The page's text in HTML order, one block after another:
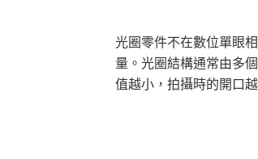
光圈零件不在數位單眼
量。光圈結構通常由多
值越小，拍攝時的開口